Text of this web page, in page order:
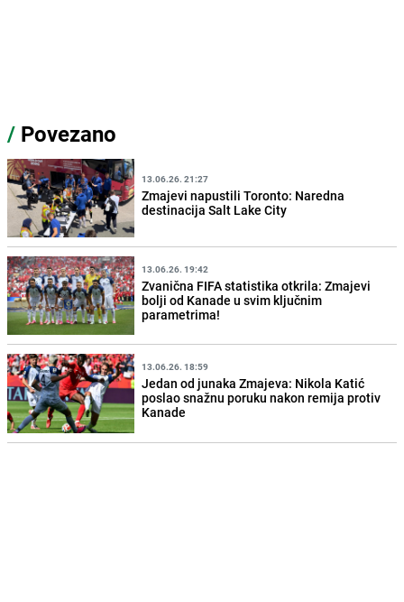
/ Povezano
13.06.26. 21:27
Zmajevi napustili Toronto: Naredna
destinacija Salt Lake City
13.06.26. 19:42
Zvanična FIFA statistika otkrila: Zmajevi
bolji od Kanade u svim ključnim
parametrima!
13.06.26. 18:59
Jedan od junaka Zmajeva: Nikola Katić
poslao snažnu poruku nakon remija protiv
Kanade